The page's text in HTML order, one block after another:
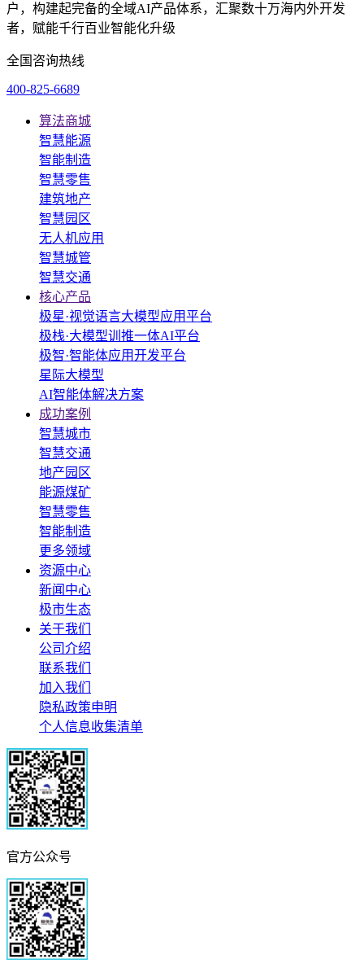
户，构建起完备的全域AI产品体系，汇聚数十万海内外开发
者，赋能千行百业智能化升级
全国咨询热线
400-825-6689
算法商城
智慧能源
智能制造
智慧零售
建筑地产
智慧园区
无人机应用
智慧城管
智慧交通
核心产品
极星·视觉语言大模型应用平台
极栈·大模型训推一体AI平台
极智·智能体应用开发平台
星际大模型
AI智能体解决方案
成功案例
智慧城市
智慧交通
地产园区
能源煤矿
智慧零售
智能制造
更多领域
资源中心
新闻中心
极市生态
关于我们
公司介绍
联系我们
加入我们
隐私政策申明
个人信息收集清单
官方公众号